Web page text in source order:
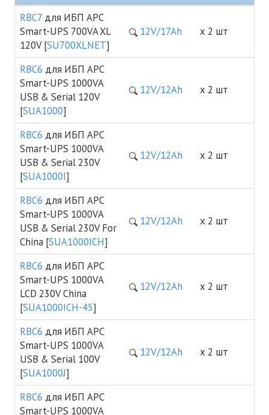
RBC7для ИБП APC
Smart-UPS 700VA XL
120V [SU700XLNET]
12V/17Ah х 2 шт
RBC6 для ИБП APC
Smart-UPS 1000VA
USB & Serial 120V
[SUA1000]
12V/12Ah х 2 шт
RBC6 для ИБП APC
Smart-UPS 1000VA
USB & Serial 230V
[SUA1000I]
12V/12Ah х 2 шт
RBC6 для ИБП APC
Smart-UPS 1000VA
USB & Serial 230V For
China [SUA1000ICH]
12V/12Ah х 2 шт
RBC6 для ИБП APC
Smart-UPS 1000VA
LCD 230V China
[SUA1000ICH-45]
12V/12Ah х 2 шт
RBC6 для ИБП APC
Smart-UPS 1000VA
USB & Serial 100V
[SUA1000J]
12V/12Ah х 2 шт
RBC6 для ИБП APC
Smart-UPS 1000VA